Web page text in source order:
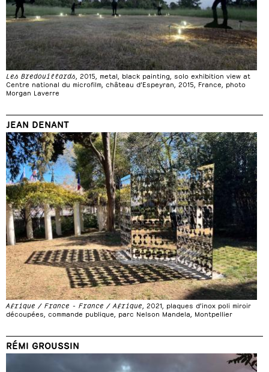
Les Bredouillards, 2015, metal, black painting, solo exhibition view at
Centre national du microfilm, château d’Espeyran, 2015, France, photo
Morgan Laverre
JEAN DENANT
Afrique / France - France / Afrique , 2021, plaques d’inox poli miroir
découpées, commande publique, parc Nelson Mandela, Montpellier
RÉMI GROUSSIN